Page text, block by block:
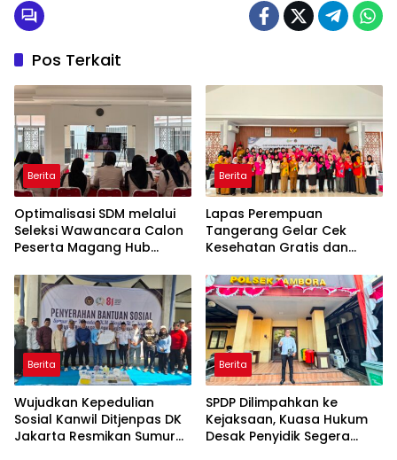
Pos Terkait
Berita
Optimalisasi SDM melalui
Seleksi Wawancara Calon
Peserta Magang Hub
2026
Berita
Lapas Perempuan
Tangerang Gelar Cek
Kesehatan Gratis dan
DNA bagi Petugas dan
Warga Binaan
Berita
Wujudkan Kepedulian
Sosial Kanwil Ditjenpas DK
Jakarta Resmikan Sumur
Berita
SPDP Dilimpahkan ke
Kejaksaan, Kuasa Hukum
Desak Penyidik Segera